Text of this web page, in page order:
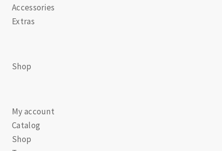
Accessories
Extras
Shop
My account
Catalog
Shop